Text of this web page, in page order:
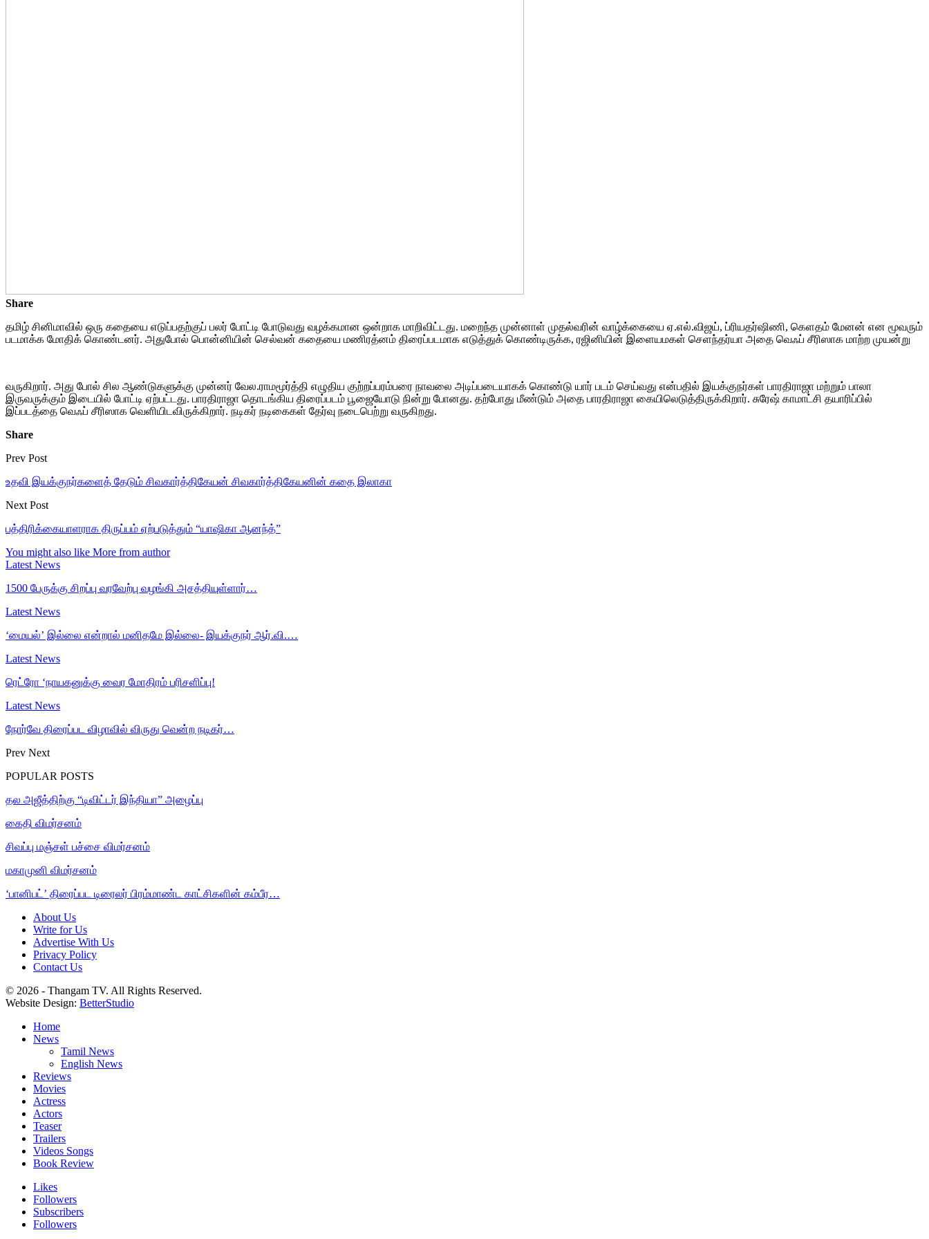
Share
தமிழ் சினிமாவில் ஒரு கதையை எடுப்பதற்குப் பலர் போட்டி போடுவது வழக்கமான ஒன்றாக மாறிவிட்டது. மறைந்த முன்னாள் முதல்வரின் வாழ்க்கையை ஏ.எல்.விஜய், ப்ரியதர்ஷிணி, கெளதம் மேனன் என மூவரும்
படமாக்க மோதிக் கொண்டனர். அதுபோல் பொன்னியின் செல்வன் கதையை மணிரத்னம் திரைப்படமாக எடுத்துக் கொண்டிருக்க, ரஜினியின் இளையமகள் செளந்தர்யா அதை வெஃப் சீரிஸாக மாற்ற முயன்று
வருகிறார். அது போல் சில ஆண்டுகளுக்கு முன்னர் வேல.ராமமூர்த்தி எழுதிய குற்றப்பரம்பரை நாவலை அடிப்படையாகக் கொண்டு யார் படம் செய்வது என்பதில் இயக்குநர்கள் பாரதிராஜா மற்றும் பாலா
இருவருக்கும் இடையில் போட்டி ஏற்பட்டது. பாரதிராஜா தொடங்கிய திரைப்படம் பூஜையோடு நின்று போனது. தற்போது மீண்டும் அதை பாரதிராஜா கையிலெடுத்திருக்கிறார். சுரேஷ் காமாட்சி தயாரிப்பில்
இப்படத்தை வெஃப் சீரிஸாக வெளியிடவிருக்கிறார். நடிகர் நடிகைகள் தேர்வு நடைபெற்று வருகிறது.
Share
Prev Post
உதவி இயக்குநர்களைத் தேடும் சிவகார்த்திகேயன் சிவகார்த்திகேயனின் கதை இலாகா
Next Post
பத்திரிக்கையாளராக திருப்பம் ஏற்படுத்தும் “யாஷிகா ஆனந்த்”
You might also like More from author
Latest News
1500 பேருக்கு சிறப்பு வரவேற்பு வழங்கி அசத்தியுள்ளார்…
Latest News
‘மையல்’ இல்லை என்றால் மனிதமே இல்லை- இயக்குநர் ஆர்.வி.…
Latest News
ரெட்ரோ ‘நாயகனுக்கு வைர மோதிரம் பரிசளிப்பு!
Latest News
நோர்வே திரைப்பட விழாவில் விருது வென்ற நடிகர்…
Prev Next
POPULAR POSTS
தல அஜீத்திற்கு “டிவிட்டர் இந்தியா” அழைப்பு
கைதி விமர்சனம்
சிவப்பு மஞ்சள் பச்சை விமர்சனம்
மகாமுனி விமர்சனம்
‘பானிபட்’ திரைப்பட டிரைலர் பிரம்மாண்ட காட்சிகளின் கம்பீர…
About Us
Write for Us
Advertise With Us
Privacy Policy
Contact Us
© 2026 - Thangam TV. All Rights Reserved.
Website Design: BetterStudio
Home
News
Tamil News
English News
Reviews
Movies
Actress
Actors
Teaser
Trailers
Videos Songs
Book Review
Likes
Followers
Subscribers
Followers